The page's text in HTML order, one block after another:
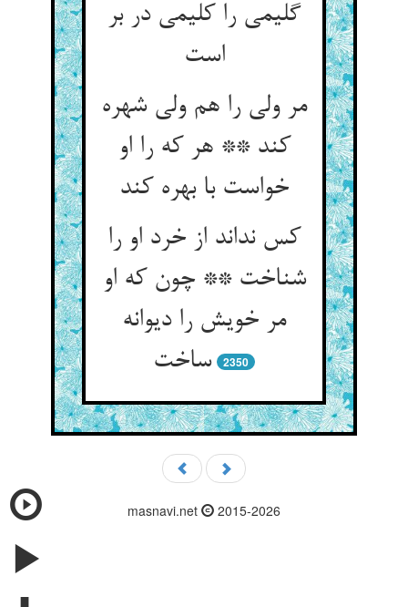
گلیمی را کلیمی در بر
است‏
مر ولی را هم ولی شهره
کند ** هر که را او
خواست با بهره کند
کس نداند از خرد او را
شناخت ** چون که او
مر خویش را دیوانه
ساخت‏
2350
masnavi.net 2015-2026